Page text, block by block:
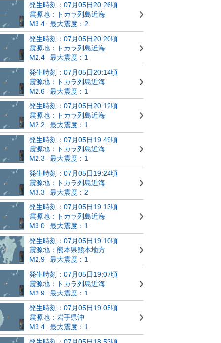
発生時刻：07月05日20:26頃
震源地：トカラ列島近海
M3.4
最大震度：2
発生時刻：07月05日20:20頃
震源地：トカラ列島近海
M2.4
最大震度：1
発生時刻：07月05日20:14頃
震源地：トカラ列島近海
M2.6
最大震度：1
発生時刻：07月05日20:12頃
震源地：トカラ列島近海
M2.2
最大震度：1
発生時刻：07月05日19:49頃
震源地：トカラ列島近海
M2.3
最大震度：1
発生時刻：07月05日19:24頃
震源地：トカラ列島近海
M3.3
最大震度：2
発生時刻：07月05日19:13頃
震源地：トカラ列島近海
M3.0
最大震度：1
発生時刻：07月05日19:10頃
震源地：熊本県熊本地方
M2.9
最大震度：1
発生時刻：07月05日19:07頃
震源地：トカラ列島近海
M2.9
最大震度：1
発生時刻：07月05日19:05頃
震源地：岩手県沖
M3.4
最大震度：1
発生時刻：07月05日18:53頃